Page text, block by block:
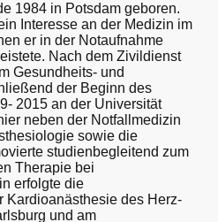
1984 in Potsdam geboren.
Interesse an der Medizin im
er in der Notaufnahme
Nach dem Zivildienst
Gesundheits- und
der Beginn des
2015 an der Universität
neben der Notfallmedizin
sowie die
studienbegleitend zum
Therapie bei
erfolgte die
Kardioanästhesie des Herz-
und am